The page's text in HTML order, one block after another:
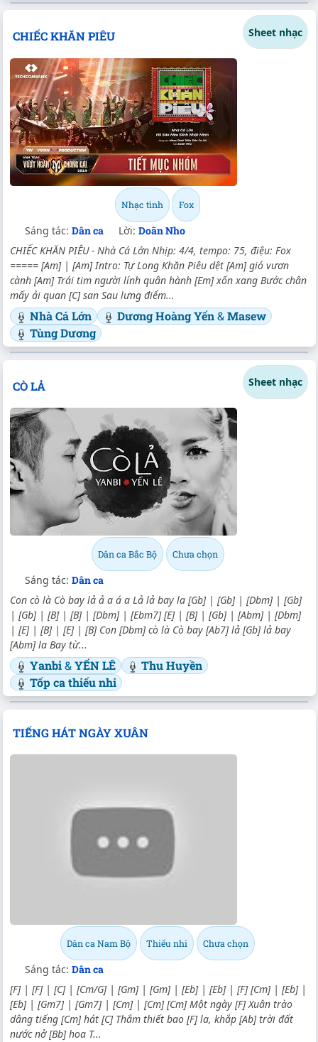
CHIẾC KHĂN PIÊU Sheet nhạc
Nhạc tình Fox
Sáng tác: Dân ca Lời: Doãn Nho
CHIẾC KHĂN PIÊU - Nhà Cá Lớn Nhịp: 4/4, tempo: 75, điệu: Fox
===== [Am] | [Am] Intro: Tự Long Khăn Piêu dệt [Am] gió vươn
cành [Am] Trái tim người lính quân hành [Em] xốn xang Bước chân
mấy ải quan [C] san Sau lưng điểm...
Nhà Cá Lớn Dương Hoàng Yến&Masew
Tùng Dương
CÒ LẢ Sheet nhạc
Dân ca Bắc Bộ Chưa chọn
Sáng tác: Dân ca
Con cò là Cò bay lả ả a á a Lả lả bay la [Gb] | [Gb] | [Dbm] | [Gb]
| [Gb] | [B] | [B] | [Dbm] | [Ebm7] [E] | [B] | [Gb] | [Abm] | [Dbm]
| [E] | [B] | [E] | [B] Con [Dbm] cò là Cò bay [Ab7] lả [Gb] lả bay
[Abm] la Bay từ...
Yanbi&YẾN LÊ
Thu Huyền
Tốp ca thiếu nhi
TIẾNG HÁT NGÀY XUÂN
Dân ca Nam Bộ Thiếu nhi Chưa chọn
Sáng tác: Dân ca
[F] | [F] | [C] | [Cm/G] | [Gm] | [Gm] | [Eb] | [Eb] | [F] [Cm] | [Eb] |
[Eb] | [Gm7] | [Gm7] | [Cm] | [Cm] [Cm] Một ngày [F] Xuân trào
dâng tiếng [Cm] hát [C] Thắm thiết bao [F] la, khắp [Ab] trời đất
nước nở [Bb] hoa T...